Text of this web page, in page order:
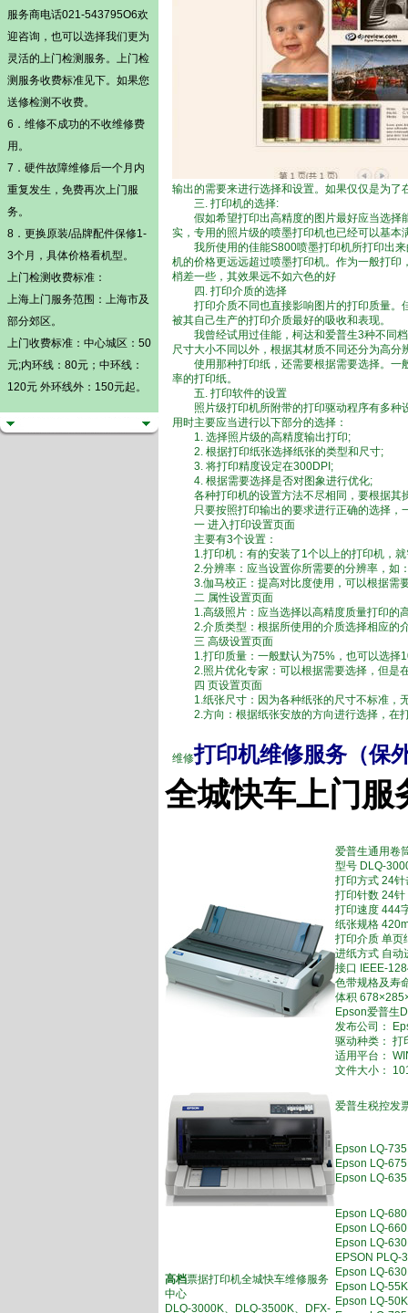
服务商电话021-543795O6欢
迎咨询，也可以选择我们更为
灵活的上门检测 服务。 上门检
测 服务收费标准见下。如果您
送修检测不收费。
6．维修不成功的不收维修费
用。
7．硬件故障维修后一个月内
重复发生，免费再次上门服
务。
8．更换原装/品牌配件保修1-
3个月，具体价格看机型。
上门检测收费标准：
上海上门服务范围：上海市及
部分郊区。
上门收费标准：中心城区：50
元;内环线：80元；中环线：
120元 外环线外：150元起。
输出的需要来进行选择和设置。如果仅仅是为
三. 打印机的选择:
假如希望打印出高精度的图片最好应当选择
实，专用的照片级的喷墨打印机也已经可以基本
我所使用的佳能S800喷墨打印机所打印出来
机的价格更远远超过喷墨打印机。作为一般打
梢差一些，其效果远不如六色的好
四. 打印介质的选择
打印介质不同也直接影响图片的打印质量。
被其自己生产的打印介质最好的吸收和表现。
我曾经试用过佳能，柯达和爱普生3种不同档
尺寸大小不同以外，根据其材质不同还分为高
使用那种打印纸，还需要根据需要选择。一
率的打印纸。
五. 打印软件的设置
照片级打印机所附带的打印驱动程序有多种
用时主要应当进行以下部分的选择：
1. 选择照片级的高精度输出打印;
2. 根据打印纸张选择纸张的类型和尺寸;
3. 将打印精度设定在300DPI;
4. 根据需要选择是否对图象进行优化;
各种打印机的设置方法不尽相同，要根据其
只要按照打印输出的要求进行正确的选择，
一 进入打印设置页面
主要有3个设置：
1.打印机：有的安装了1个以上的打印机，就
2.分辨率：应当设置你所需要的分辨率，如
3.伽马校正：提高对比度使用，可以根据需
二 属性设置页面
1.高级照片：应当选择以高精度质量打印的
2.介质类型：根据所使用的介质选择相应的
三 高级设置页面
1.打印质量：一般默认为75%，也可以选择
2.照片优化专家：可以根据需要选择，但是
四 页设置页面
1.纸张尺寸：因为各种纸张的尺寸不标准，
2.方向：根据纸张安放的方向进行选择，在
维修打印机维修服务（保
全城快车上门服
爱普生通用卷
型号 DLQ-
打印方式 24针
打印针数 24针
打印速度 444
纸张规格
打印介质 单页
进纸方式 自动
接口 IEEE-
色带规格及寿
体积
Epson爱普生
发布公司：
驱动种类： 打
适用平台：
文件大小：
爱普生税控发
Epson LQ-
Epson LQ-
Epson LQ-
高档票据打印机全城快车维修服务
中心
DLQ-3000K、DLQ-3500K、DFX-
Epson LQ-
Epson LQ-
Epson LQ-
EPSON PLQ-
Epson LQ-
Epson LQ-
Epson LQ-